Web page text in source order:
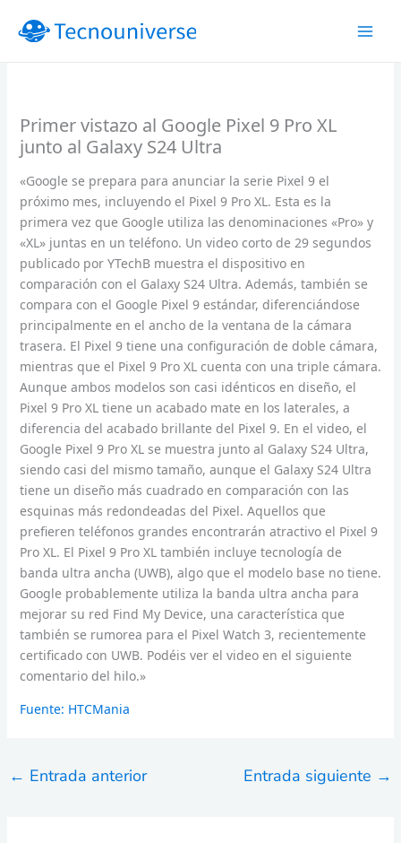
Primer vistazo al Google Pixel 9 Pro XL
junto al Galaxy S24 Ultra
«Google se prepara para anunciar la serie Pixel 9 el
próximo mes, incluyendo el Pixel 9 Pro XL. Esta es la
primera vez que Google utiliza las denominaciones «Pro» y
«XL» juntas en un teléfono. Un video corto de 29 segundos
publicado por YTechB muestra el dispositivo en
comparación con el Galaxy S24 Ultra. Además, también se
compara con el Google Pixel 9 estándar, diferenciándose
principalmente en el ancho de la ventana de la cámara
trasera. El Pixel 9 tiene una configuración de doble cámara,
mientras que el Pixel 9 Pro XL cuenta con una triple cámara.
Aunque ambos modelos son casi idénticos en diseño, el
Pixel 9 Pro XL tiene un acabado mate en los laterales, a
diferencia del acabado brillante del Pixel 9. En el video, el
Google Pixel 9 Pro XL se muestra junto al Galaxy S24 Ultra,
siendo casi del mismo tamaño, aunque el Galaxy S24 Ultra
tiene un diseño más cuadrado en comparación con las
esquinas más redondeadas del Pixel. Aquellos que
prefieren teléfonos grandes encontrarán atractivo el Pixel 9
Pro XL. El Pixel 9 Pro XL también incluye tecnología de
banda ultra ancha (UWB), algo que el modelo base no tiene.
Google probablemente utiliza la banda ultra ancha para
mejorar su red Find My Device, una característica que
también se rumorea para el Pixel Watch 3, recientemente
certificado con UWB. Podéis ver el video en el siguiente
comentario del hilo.»
Fuente: HTCMania
← Entrada anterior Entrada siguiente →